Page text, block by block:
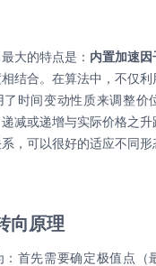
大的特点是： 内置加速因
结合。在算法中，不仅利
了时间变动性质来调整价
减或递增与实际价格之
，可以很好的适应不同形
向原理
：首先需要确定极值点（